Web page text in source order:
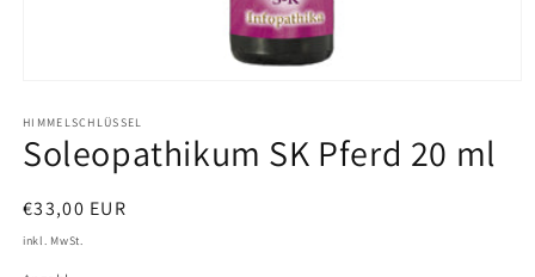
in
Modal
öffnen
HIMMELSCHLÜSSEL
Soleopathikum SK Pferd 20 ml
Normaler
Preis
€33,00 EUR
inkl. MwSt.